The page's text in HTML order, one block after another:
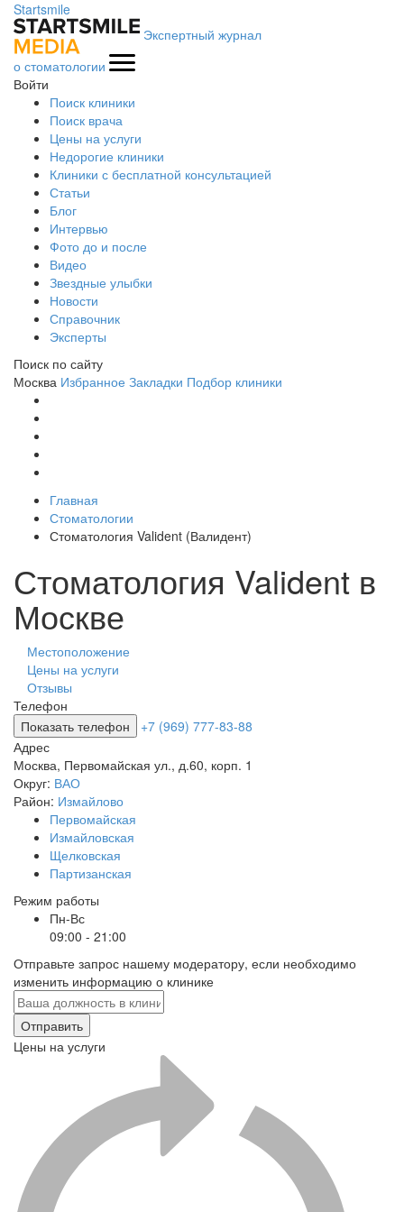
Startsmile
Экспертный журнал
о стоматологии
Войти
Поиск клиники
Поиск врача
Цены на услуги
Недорогие клиники
Клиники с бесплатной консультацией
Статьи
Блог
Интервью
Фото до и после
Видео
Звездные улыбки
Новости
Справочник
Эксперты
Поиск по сайту
Москва Избранное Закладки Подбор клиники
Главная
Стоматологии
Стоматология Valident (Валидент)
Стоматология Valident в
Москве
Местоположение
Цены на услуги
Отзывы
Телефон
Показать телефон
+7 (969) 777-83-88
Адрес
Москва, Первомайская ул., д.60, корп. 1
Округ: ВАО
Район: Измайлово
Первомайская
Измайловская
Щелковская
Партизанская
Режим работы
Пн-Вс
09:00 - 21:00
Отправьте запрос нашему модератору, если необходимо
изменить информацию о клинике
Отправить
Цены на услуги